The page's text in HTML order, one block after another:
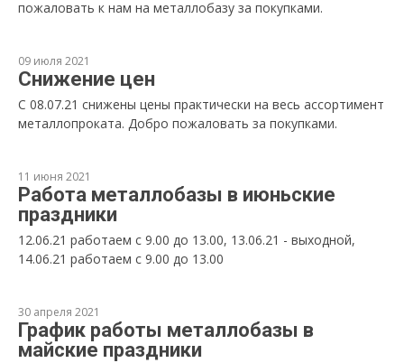
пожаловать к нам на металлобазу за покупками.
09 июля 2021
Снижение цен
С 08.07.21 снижены цены практически на весь ассортимент
металлопроката. Добро пожаловать за покупками.
11 июня 2021
Работа металлобазы в июньские
праздники
12.06.21 работаем с 9.00 до 13.00, 13.06.21 - выходной,
14.06.21 работаем с 9.00 до 13.00
30 апреля 2021
График работы металлобазы в
майские праздники